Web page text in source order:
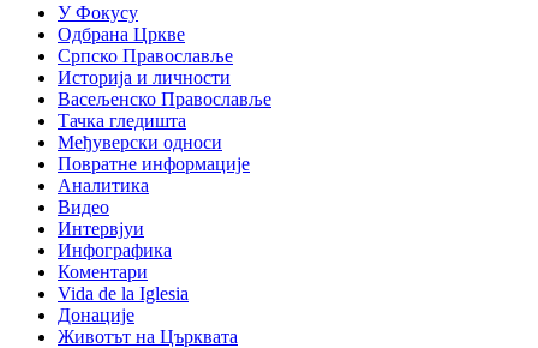
У Фокусу
Одбрана Цркве
Српско Православље
Историја и личности
Васељенско Православље
Тачка гледишта
Међуверски односи
Повратне информације
Аналитика
Видео
Интервјуи
Инфографика
Коментари
Vida de la Iglesia
Донације
Животът на Църквата